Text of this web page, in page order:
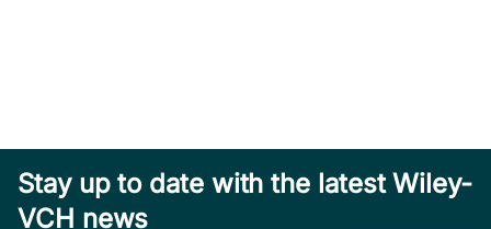
Stay up to date with the latest Wiley-
VCH news